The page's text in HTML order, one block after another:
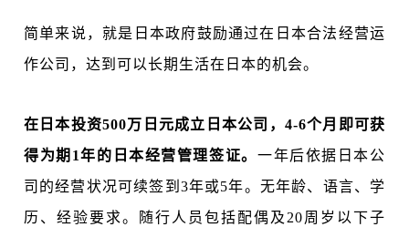
简单来说，就是日本政府鼓励通过在日本合法经营运
作公司，达到可以长期生活在日本的机会。
在日本投资500万日元成立日本公司，4-6个月即可获
得为期1年的日本经营管理签证。 一年后依据日本公
司的经营状况可续签到3年或5年。无年龄、语言、学
历、经验要求。随行人员包括配偶及20周岁以下子